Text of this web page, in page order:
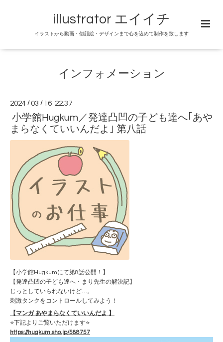
illustrator エイイチ
イラストから動画・似顔絵・デザインまで心を込めて制作を致します
インフォメーション
2024 /03 / 16 22:37
小学館Hugkum／発達凸凹の子ども達へ｢あや
まらなくていいんだよ｣ 第八話
【小学館Hugkumにて第8話公開！】
【発達凸凹の子ども達へ・まり先生の解決記】
じっとしていられないけど…。
刺激タンクをコントロールしてみよう！
【マンガ あやまらなくていいんだよ 】
⭐️下記よりご覧いただけます⭐️
https://hugkum.sho.jp/588757